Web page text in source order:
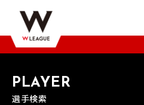
PLAYER
選手検索